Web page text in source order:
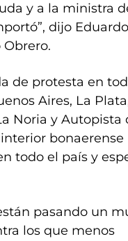
y a la ministra
dijo Eduardo
de protesta en
Aires, La
Noria y Autopista
bonaerense
todo el país y
pasando un
los que menos